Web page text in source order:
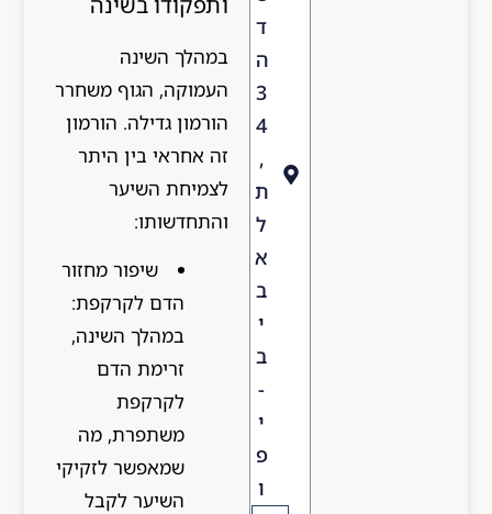
ד
ה
3
4
,
ת
ל
א
ב
י
ב
-
י
פ
ו
במהלך השינה
העמוקה, הגוף משחרר
הורמון גדילה. הורמון
זה אחראי בין היתר
לצמיחת השיער
והתחדשותו:
שיפור מחזור
הדם לקרקפת:
במהלך השינה,
זרימת הדם
לקרקפת
משתפרת, מה
שמאפשר לזקיקי
השיער לקבל